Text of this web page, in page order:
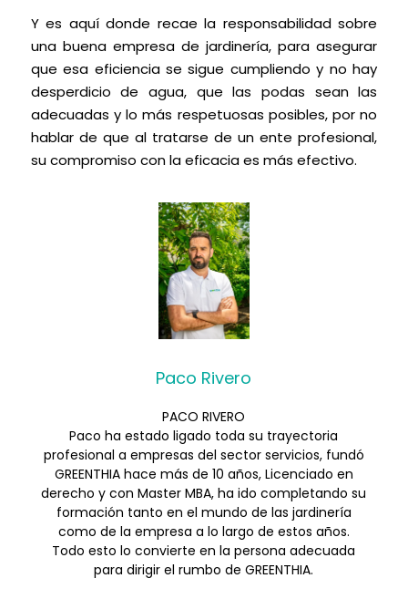
Y es aquí donde recae la responsabilidad sobre
una buena empresa de jardinería, para asegurar
que esa eficiencia se sigue cumpliendo y no hay
desperdicio de agua, que las podas sean las
adecuadas y lo más respetuosas posibles, por no
hablar de que al tratarse de un ente profesional,
su compromiso con la eficacia es más efectivo.
Paco Rivero
PACO RIVERO
Paco ha estado ligado toda su trayectoria
profesional a empresas del sector servicios, fundó
GREENTHIA hace más de 10 años, Licenciado en
derecho y con Master MBA, ha ido completando su
formación tanto en el mundo de las jardinería
como de la empresa a lo largo de estos años.
Todo esto lo convierte en la persona adecuada
para dirigir el rumbo de GREENTHIA.